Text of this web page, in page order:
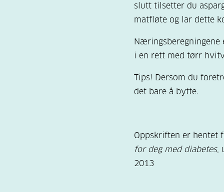
slutt tilsetter du
matfløte og lar dette
Næringsberegningene
i en rett med tørr
Tips! Dersom du
det bare å bytte.
Oppskriften er hentet
for deg med diabetes,
2013